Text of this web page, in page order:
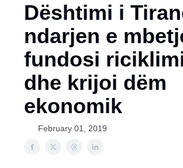
Dështimi i
ndarjen e
fundosi
dhe krijoi dëm
ekonomik
February 01, 2019